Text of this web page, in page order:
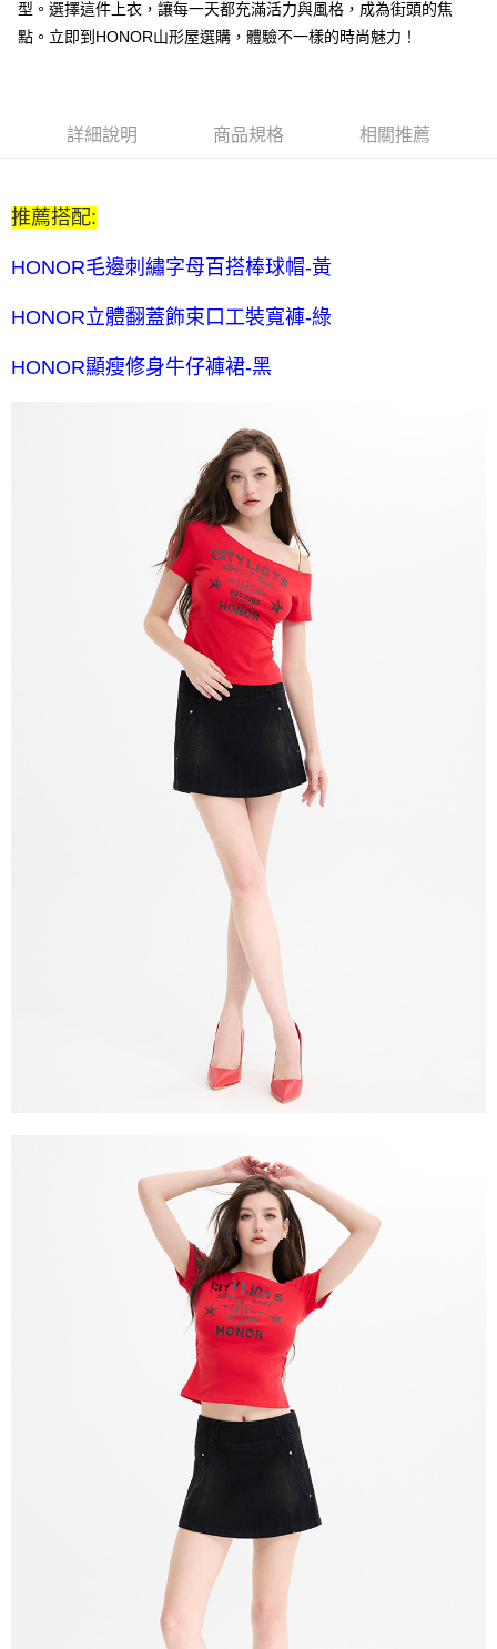
全家付款後取貨-訂單滿 $2000 元即享免運服務-未滿則另收
7-11取貨付款-訂單滿 $2000 元即享免運服務-未滿則另收 $80
7-11付款後取貨-訂單滿 $2000 元即享免運服務-未滿則另收
$80 元物流費
宅配送到家-訂單滿 $2000 元即享免運服務-未滿則另收 $120 元物
流費
型。選擇這件上衣，讓每一天都充滿活力與風格，成為街頭的焦
點。立即到HONOR山形屋選購，體驗不一樣的時尚魅力！
詳細說明 商品規格 相關推薦
推薦搭配:
HONOR毛邊刺繡字母百搭棒球帽-黃
HONOR立體翻蓋飾束口工裝寬褲-綠
HONOR顯瘦修身牛仔褲裙-黑